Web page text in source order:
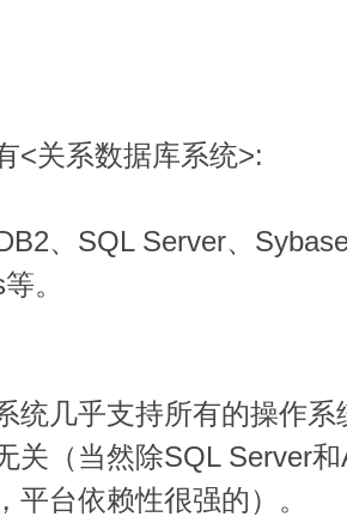
<关系数据库系统>:
、SQL Server、
。
统几乎支持所有的操作
关（当然除SQL Server
平台依赖性很强的）。